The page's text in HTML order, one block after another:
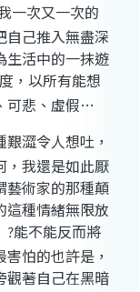
一次又一次的
自己推入無盡深
生活中的一抹遊
，以所有能想
可悲、虛假…
澀令人想吐，
，我還是如此厭
藝術家的那種顛
這種情緒無限放
?能不能反而將
怕的也許是，
觀著自己在黑暗